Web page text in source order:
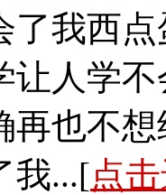
了我西
让人学
再也不
我...[点